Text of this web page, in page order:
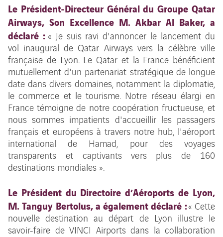
Le Président-Directeur Général du Groupe Qatar
Airways, Son Excellence M. Akbar Al Baker, a
déclaré :« Je suis ravi d'annoncer le lancement du
vol inaugural de Qatar Airways vers la célèbre ville
française de Lyon. Le Qatar et la France bénéficient
mutuellement d'un partenariat stratégique de longue
date dans divers domaines, notamment la diplomatie,
le commerce et le tourisme. Notre réseau élargi en
France témoigne de notre coopération fructueuse, et
nous sommes impatients d'accueillir les passagers
français et européens à travers notre hub, l'aéroport
international de Hamad, pour des voyages
transparents et captivants vers plus de 160
destinations mondiales ».
Le Président du Directoire d’Aéroports de Lyon,
M. Tanguy Bertolus, a également déclaré :« Cette
nouvelle destination au départ de Lyon illustre le
savoir-faire de VINCI Airports dans la collaboration